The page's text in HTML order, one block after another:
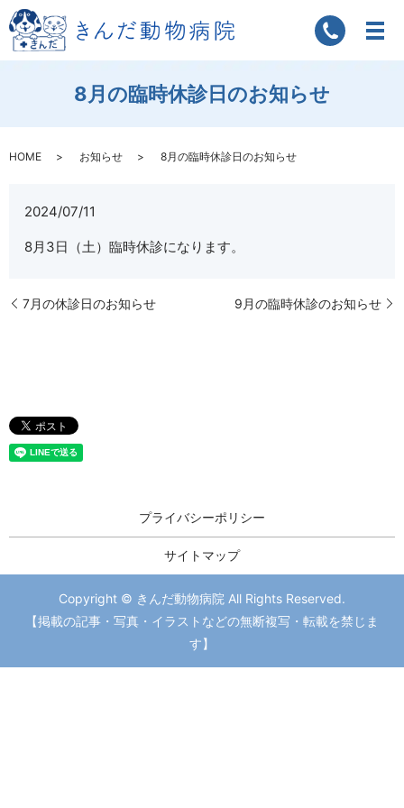
8月の臨時休診日のお知らせ
HOME お知らせ 8月の臨時休診日のお知らせ
2024/07/11
8月3日（土）臨時休診になります。
7月の休診日のお知らせ 9月の臨時休診のお知らせ
プライバシーポリシー
サイトマップ
Copyright © きんだ動物病院 All Rights Reserved.
【掲載の記事・写真・イラストなどの無断複写・転載を禁じま
す】